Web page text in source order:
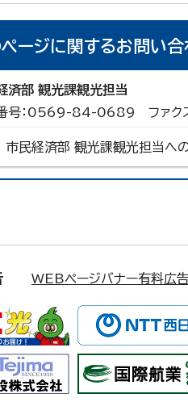
ージに関するお問い合
済部 観光課観光担当
号：0569-84-0689 ファ
市民経済部 観光課観光担当へ
WEBページバナー有料広